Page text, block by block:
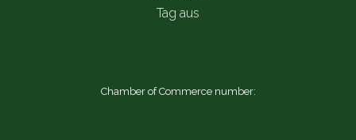
Tag aus
Chamber of Commerce number: